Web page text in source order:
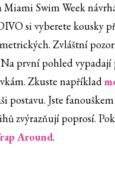
Swim Week
si vyberete kousky
Zvláštní
první pohled
Zkuste například
postavu. Jste
zvýrazňují poprosí.
Around.